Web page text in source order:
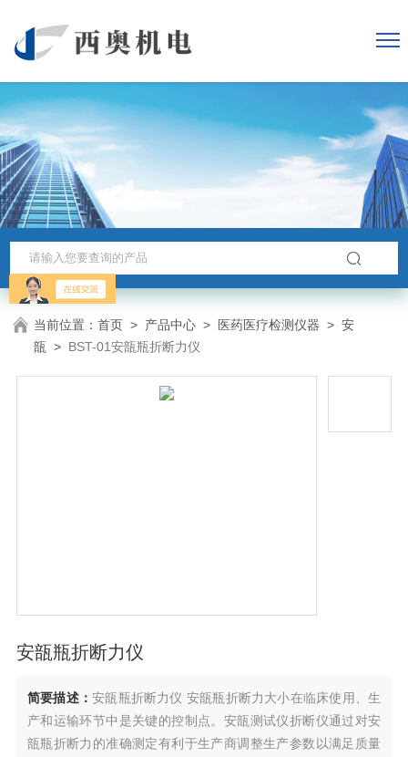
当前位置：首页 > 产品中心 > 医药医疗检测仪器 >安
瓿 > BST-01安瓿瓶折断力仪
安瓿瓶折断力仪
简要描述：安瓿瓶折断力仪 安瓿瓶折断力大小在临床使用、生
产和运输环节中是关键的控制点。安瓿测试仪折断仪通过对安
瓿瓶折断力的准确测定有利于生产商调整生产参数以满足质量